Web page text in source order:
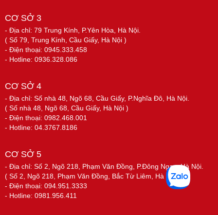
CƠ SỞ 3
- Địa chỉ: 79 Trung Kính, P.Yên Hòa, Hà Nội.
( Số 79, Trung Kính, Cầu Giấy, Hà Nội )
- Điện thoại: 0945.333.458
- Hotline: 0936.328.086
CƠ SỞ 4
- Địa chỉ: Số nhà 48, Ngõ 68, Cầu Giấy, P.Nghĩa Đô, Hà Nội.
( Số nhà 48, Ngõ 68, Cầu Giấy, Hà Nội )
- Điện thoại: 0982.468.001
- Hotline: 04.3767.8186
CƠ SỞ 5
- Địa chỉ: Số 2, Ngõ 218, Phạm Văn Đồng, P.Đông Ngạc, Hà Nội.
( Số 2, Ngõ 218, Phạm Văn Đồng, Bắc Từ Liêm, Hà Nội )
- Điện thoại: 094.951.3333
- Hotline: 0981.956.411